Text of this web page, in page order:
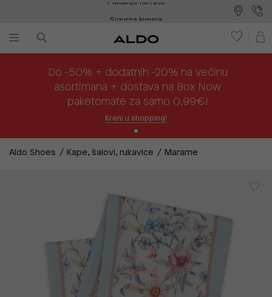
Do -50% + dodatnih -20% na većinu
asortimana + dostava na Box Now
paketomate za samo 0,99€!
Kreni u shopping!
Aldo Shoes Kape, šalovi, rukavice Marame